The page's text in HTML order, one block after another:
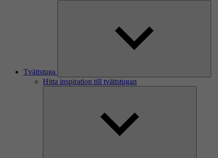
Tvättstuga
Hitta inspiration till tvättstugan